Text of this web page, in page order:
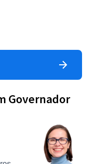
Governador